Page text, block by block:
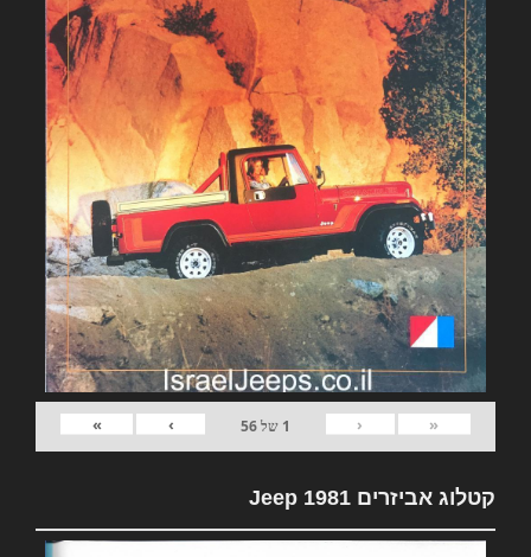
«
‹
1 של56
›
»
קטלוג אביזרים 1981 Jeep